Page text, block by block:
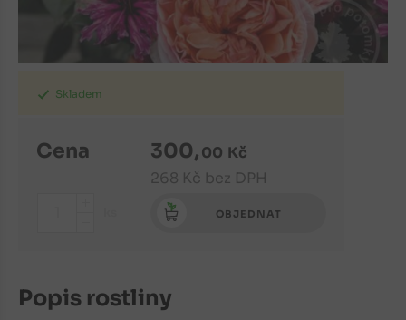
Skladem
Cena 300,00 Kč
268 Kč bez DPH
OBJEDNAT
Popis rostliny